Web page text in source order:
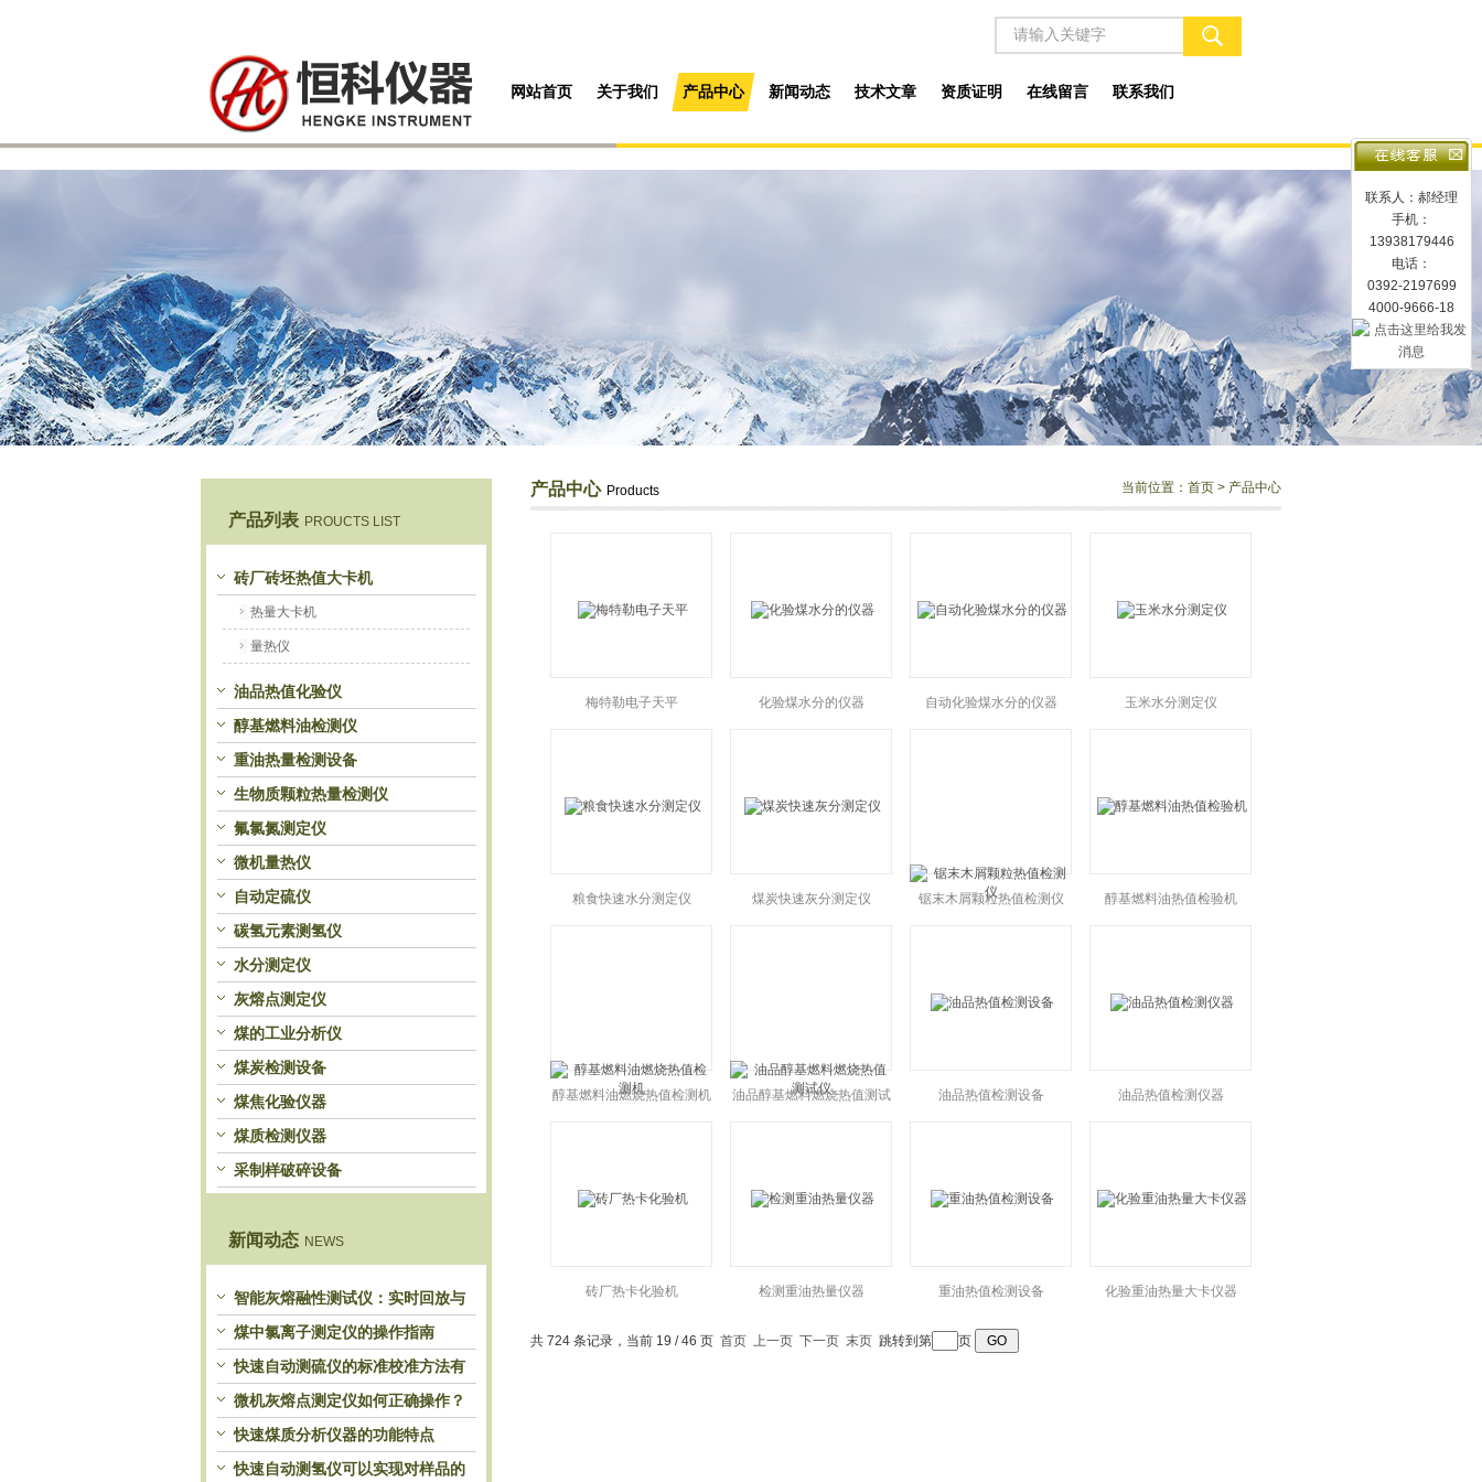
网站首页 关于我们 产品中心 新闻动态 技术文章 资质证明 在线留言 联系我们
产品列表 PROUCTS LIST
砖厂砖坯热值大卡机
热量大卡机
量热仪
油品热值化验仪
醇基燃料油检测仪
重油热量检测设备
生物质颗粒热量检测仪
氟氯氮测定仪
微机量热仪
自动定硫仪
碳氢元素测氢仪
水分测定仪
灰熔点测定仪
煤的工业分析仪
煤炭检测设备
煤焦化验仪器
煤质检测仪器
采制样破碎设备
新闻动态 NEWS
智能灰熔融性测试仪：实时回放与
历史分析，解锁灰熔特性精准洞察
煤中氯离子测定仪的操作指南
快速自动测硫仪的标准校准方法有
哪些？
微机灰熔点测定仪如何正确操作？
快速煤质分析仪器的功能特点
快速自动测氢仪可以实现对样品的
产品中心 Products 当前位置： 首页 > 产品中心
梅特勒电子天平 化验煤水分的仪器 自动化验煤水分的仪器 玉米水分测定仪
粮食快速水分测定仪 煤炭快速灰分测定仪 锯末木屑颗粒热值检测仪 醇基燃料油热值检验机
醇基燃料油燃烧热值检测机
油品醇基燃料燃烧热值测试
油品热值检测设备 油品热值检测仪器
砖厂热卡化验机 检测重油热量仪器 重油热值检测设备 化验重油热量大卡仪器
共 724 条记录，当前 19 / 46 页 首页 上一页 下一页 末页 跳转到第 页
联系人：郝经理
手机：
13938179446
电话：
0392-2197699
4000-9666-18